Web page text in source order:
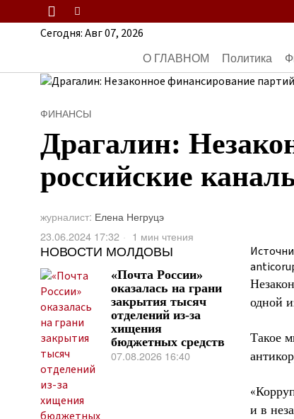
Сегодня:Авг 07, 2026
О ГЛАВНОМ Политика
ФИНАНСЫ
Драгалин:
российские
журналист: Елена Негруцэ
23.06.2024 17:32
1 мин чтения
одной
Такое
и в
НОВОСТИ МОЛДОВЫ
«Почта России»
оказалась на грани
закрытия тысяч
отделений из-за
хищения
бюджетных средств
07.08.2026 16:40